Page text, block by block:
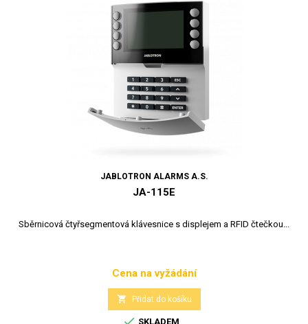
JABLOTRON ALARMS A.S.
JA-115E
Sběrnicová čtyřsegmentová klávesnice s displejem a RFID čtečkou...
Cena
Cena na vyžádání
 Přidat do košíku
 SKLADEM